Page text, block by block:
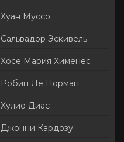
Хуан Муссо
Сальвадор Эскивель
Хосе Мария Хименес
Робин Ле Норман
Хулио Диас
Джонни Кардозу